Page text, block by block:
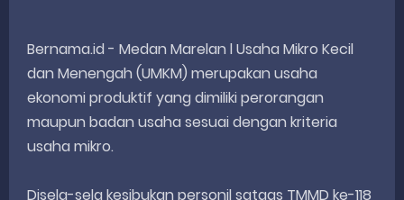
Bernama.id - Medan Marelan l Usaha Mikro Kecil
dan Menengah (UMKM) merupakan usaha
ekonomi produktif yang dimiliki perorangan
maupun badan usaha sesuai dengan kriteria
usaha mikro.
Disela-sela kesibukan personil satgas TMMD ke-118